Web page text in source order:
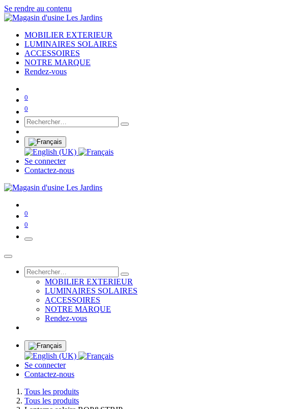
Se rendre au contenu
MOBILIER EXTERIEUR
LUMINAIRES SOLAIRES
ACCESSOIRES
NOTRE MARQUE
Rendez-vous
0
0
Se connecter
Contactez-nous
0
0
MOBILIER EXTERIEUR
LUMINAIRES SOLAIRES
ACCESSOIRES
NOTRE MARQUE
Rendez-vous
Se connecter
Contactez-nous
Tous les produits
Tous les produits